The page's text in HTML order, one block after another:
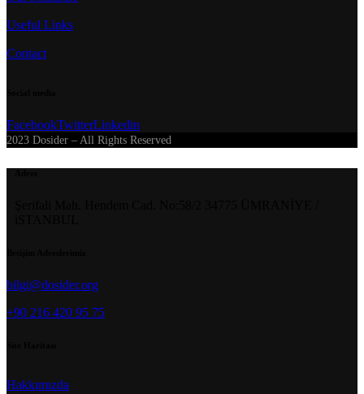
Useful Links
Contact
FacebookTwitterLinkedin
2023 Dosider – All Rights Reserved
bilgi@dosider.org
+90 216 420 95 75
Hakkımızda